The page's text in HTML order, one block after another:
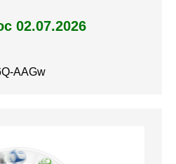
02.07.2026
AAGw